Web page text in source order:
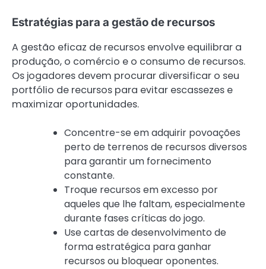
Estratégias para a gestão de recursos
A gestão eficaz de recursos envolve equilibrar a
produção, o comércio e o consumo de recursos.
Os jogadores devem procurar diversificar o seu
portfólio de recursos para evitar escassezes e
maximizar oportunidades.
Concentre-se em adquirir povoações
perto de terrenos de recursos diversos
para garantir um fornecimento
constante.
Troque recursos em excesso por
aqueles que lhe faltam, especialmente
durante fases críticas do jogo.
Use cartas de desenvolvimento de
forma estratégica para ganhar
recursos ou bloquear oponentes.